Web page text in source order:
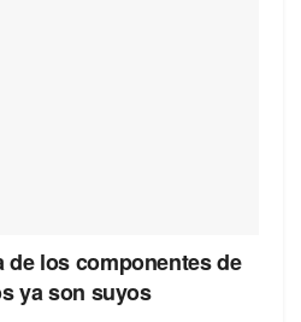
de los componentes de
ya son suyos